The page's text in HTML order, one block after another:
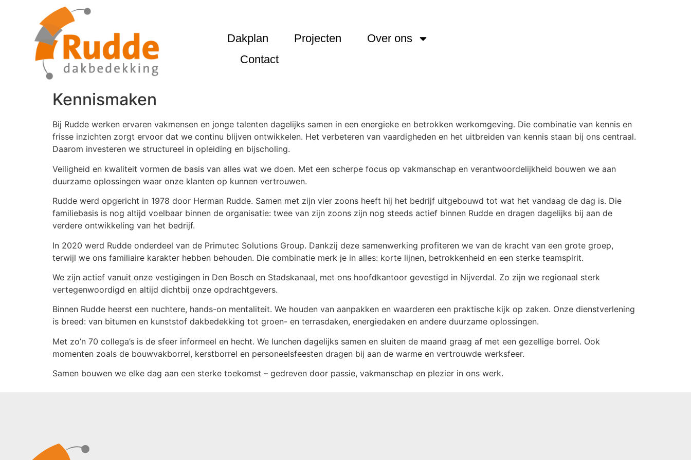
Dakplan Projecten
Over ons
Contact
Kennismaken
Bij Rudde werken ervaren vakmensen en jonge talenten dagelijks samen in een energieke en betrokken werkomgeving. Die combinatie van kennis en
frisse inzichten zorgt ervoor dat we continu blijven ontwikkelen. Het verbeteren van vaardigheden en het uitbreiden van kennis staan bij ons centraal.
Daarom investeren we structureel in opleiding en bijscholing.
Veiligheid en kwaliteit vormen de basis van alles wat we doen. Met een scherpe focus op vakmanschap en verantwoordelijkheid bouwen we aan
duurzame oplossingen waar onze klanten op kunnen vertrouwen.
Rudde werd opgericht in 1978 door Herman Rudde. Samen met zijn vier zoons heeft hij het bedrijf uitgebouwd tot wat het vandaag de dag is. Die
familiebasis is nog altijd voelbaar binnen de organisatie: twee van zijn zoons zijn nog steeds actief binnen Rudde en dragen dagelijks bij aan de
verdere ontwikkeling van het bedrijf.
In 2020 werd Rudde onderdeel van de Primutec Solutions Group. Dankzij deze samenwerking profiteren we van de kracht van een grote groep,
terwijl we ons familiaire karakter hebben behouden. Die combinatie merk je in alles: korte lijnen, betrokkenheid en een sterke teamspirit.
We zijn actief vanuit onze vestigingen in Den Bosch en Stadskanaal, met ons hoofdkantoor gevestigd in Nijverdal. Zo zijn we regionaal sterk
vertegenwoordigd en altijd dichtbij onze opdrachtgevers.
Binnen Rudde heerst een nuchtere, hands-on mentaliteit. We houden van aanpakken en waarderen een praktische kijk op zaken. Onze dienstverlening
is breed: van bitumen en kunststof dakbedekking tot groen- en terrasdaken, energiedaken en andere duurzame oplossingen.
Met zo’n 70 collega’s is de sfeer informeel en hecht. We lunchen dagelijks samen en sluiten de maand graag af met een gezellige borrel. Ook
momenten zoals de bouwvakborrel, kerstborrel en personeelsfeesten dragen bij aan de warme en vertrouwde werksfeer.
Samen bouwen we elke dag aan een sterke toekomst – gedreven door passie, vakmanschap en plezier in ons werk.